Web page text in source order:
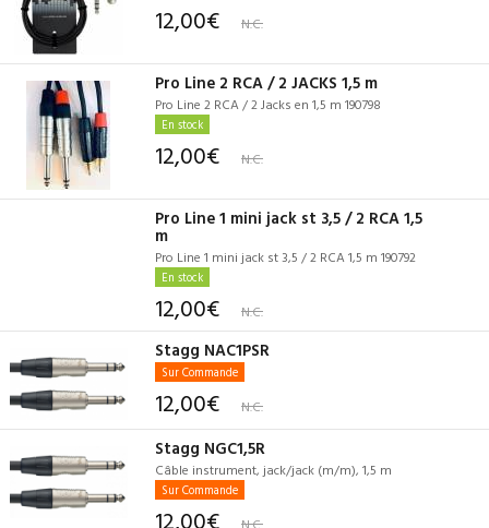
12,00€ N.C.
Pro Line 2 RCA / 2 JACKS 1,5 m
Pro Line 2 RCA / 2 Jacks en 1,5 m 190798
En stock
12,00€ N.C.
Pro Line 1 mini jack st 3,5 / 2 RCA 1,5
m
Pro Line 1 mini jack st 3,5 / 2 RCA 1,5 m 190792
En stock
12,00€ N.C.
Stagg NAC1PSR
Sur Commande
12,00€ N.C.
Stagg NGC1,5R
Câble instrument, jack/jack (m/m), 1,5 m
Sur Commande
12,00€ N.C.